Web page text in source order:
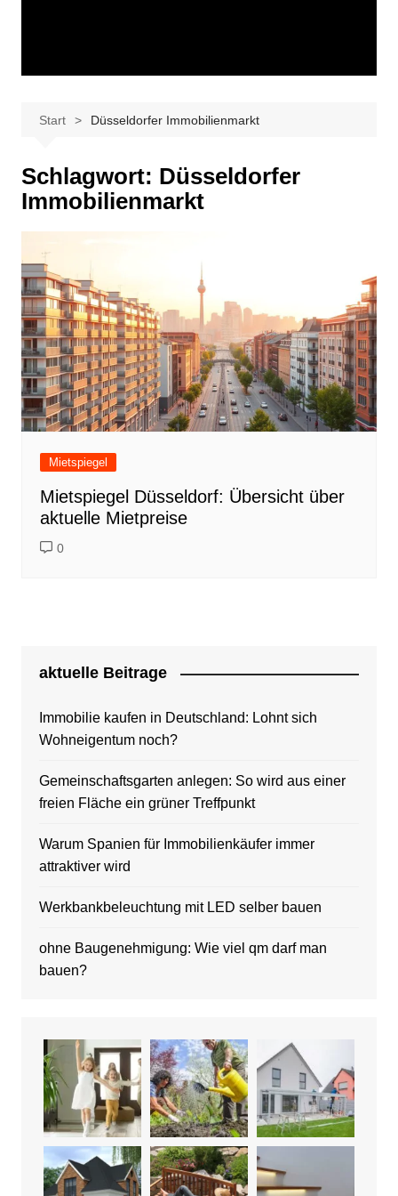
Start Düsseldorfer Immobilienmarkt
Schlagwort: Düsseldorfer
Immobilienmarkt
Mietspiegel
Mietspiegel Düsseldorf: Übersicht über
aktuelle Mietpreise
0
aktuelle Beitrage
Immobilie kaufen in Deutschland: Lohnt sich
Wohneigentum noch?
Gemeinschaftsgarten anlegen: So wird aus einer
freien Fläche ein grüner Treffpunkt
Warum Spanien für Immobilienkäufer immer
attraktiver wird
Werkbankbeleuchtung mit LED selber bauen
ohne Baugenehmigung: Wie viel qm darf man
bauen?